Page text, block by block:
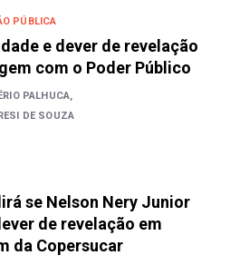
PÚBLICA
e dever de revelação
com o Poder Público
PALHUCA,
DE SOUZA
se Nelson Nery Junior
de revelação em
da Copersucar